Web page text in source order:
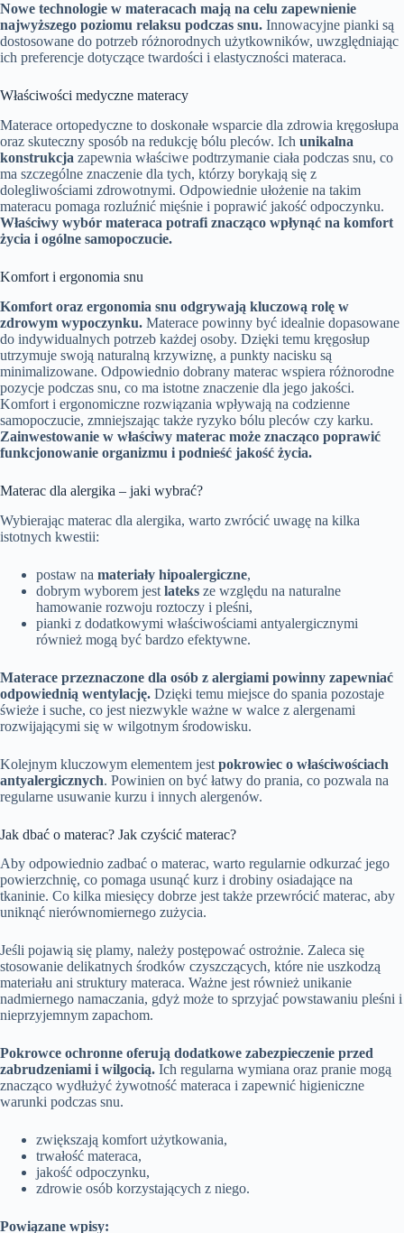
Nowe technologie w materacach mają na celu zapewnienie
najwyższego poziomu relaksu podczas snu. Innowacyjne pianki są
dostosowane do potrzeb różnorodnych użytkowników, uwzględniając
ich preferencje dotyczące twardości i elastyczności materaca.
Właściwości medyczne materacy
Materace ortopedyczne to doskonałe wsparcie dla zdrowia kręgosłupa
oraz skuteczny sposób na redukcję bólu pleców. Ich unikalna
konstrukcja zapewnia właściwe podtrzymanie ciała podczas snu, co
ma szczególne znaczenie dla tych, którzy borykają się z
dolegliwościami zdrowotnymi. Odpowiednie ułożenie na takim
materacu pomaga rozluźnić mięśnie i poprawić jakość odpoczynku.
Właściwy wybór materaca potrafi znacząco wpłynąć na komfort
życia i ogólne samopoczucie.
Komfort i ergonomia snu
Komfort oraz ergonomia snu odgrywają kluczową rolę w
zdrowym wypoczynku. Materace powinny być idealnie dopasowane
do indywidualnych potrzeb każdej osoby. Dzięki temu kręgosłup
utrzymuje swoją naturalną krzywiznę, a punkty nacisku są
minimalizowane. Odpowiednio dobrany materac wspiera różnorodne
pozycje podczas snu, co ma istotne znaczenie dla jego jakości.
Komfort i ergonomiczne rozwiązania wpływają na codzienne
samopoczucie, zmniejszając także ryzyko bólu pleców czy karku.
Zainwestowanie w właściwy materac może znacząco poprawić
funkcjonowanie organizmu i podnieść jakość życia.
Materac dla alergika – jaki wybrać?
Wybierając materac dla alergika, warto zwrócić uwagę na kilka
istotnych kwestii:
postaw na materiały hipoalergiczne,
dobrym wyborem jest lateks ze względu na naturalne
hamowanie rozwoju roztoczy i pleśni,
pianki z dodatkowymi właściwościami antyalergicznymi
również mogą być bardzo efektywne.
Materace przeznaczone dla osób z alergiami powinny zapewniać
odpowiednią wentylację. Dzięki temu miejsce do spania pozostaje
świeże i suche, co jest niezwykle ważne w walce z alergenami
rozwijającymi się w wilgotnym środowisku.
Kolejnym kluczowym elementem jest pokrowiec o właściwościach
antyalergicznych. Powinien on być łatwy do prania, co pozwala na
regularne usuwanie kurzu i innych alergenów.
Jak dbać o materac? Jak czyścić materac?
Aby odpowiednio zadbać o materac, warto regularnie odkurzać jego
powierzchnię, co pomaga usunąć kurz i drobiny osiadające na
tkaninie. Co kilka miesięcy dobrze jest także przewrócić materac, aby
uniknąć nierównomiernego zużycia.
Jeśli pojawią się plamy, należy postępować ostrożnie. Zaleca się
stosowanie delikatnych środków czyszczących, które nie uszkodzą
materiału ani struktury materaca. Ważne jest również unikanie
nadmiernego namaczania, gdyż może to sprzyjać powstawaniu pleśni i
nieprzyjemnym zapachom.
Pokrowce ochronne oferują dodatkowe zabezpieczenie przed
zabrudzeniami i wilgocią. Ich regularna wymiana oraz pranie mogą
znacząco wydłużyć żywotność materaca i zapewnić higieniczne
warunki podczas snu.
zwiększają komfort użytkowania,
trwałość materaca,
jakość odpoczynku,
zdrowie osób korzystających z niego.
Powiązane wpisy: